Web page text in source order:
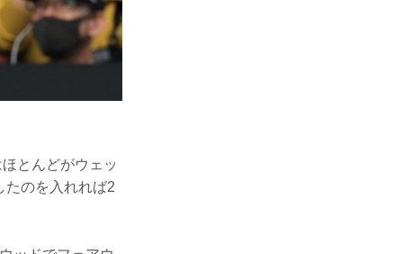
とんどがウェッ
たのを入れれば2